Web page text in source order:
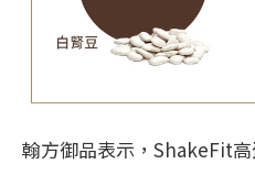
翰方御品表示，ShakeFit